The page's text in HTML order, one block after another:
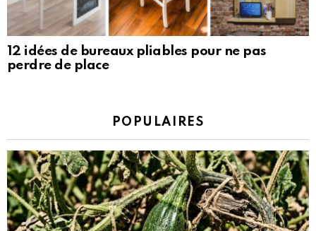
12 idées de bureaux pliables pour ne pas
perdre de place
POPULAIRES